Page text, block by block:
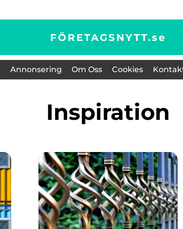
FÖRETAGSNYTT.se
Annonsering Om Oss Cookies
inspiration